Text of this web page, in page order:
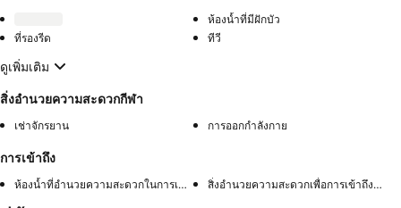
ห้องน้ำที่มีฝักบัว
ที่รองรีด
ทีวี
ดูเพิ่มเติม
สิ่งอำนวยความสะดวกกีฬา
เช่าจักรยาน การออกกำลังกาย
การเข้าถึง
ห้องน้ำที่อำนวยความสะดวกในการเข้าถึง สิ่งอำนวยความสะดวกเพื่อการเข้าถึงในห้องพัก